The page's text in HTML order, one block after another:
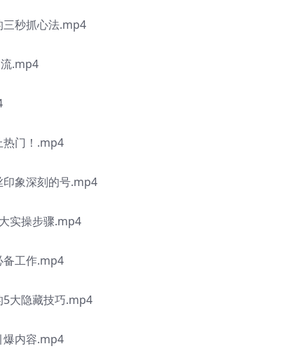
秒抓心法.mp4
.mp4
门！.mp4
象深刻的号.mp4
实操步骤.mp4
工作.mp4
大隐藏技巧.mp4
内容.mp4